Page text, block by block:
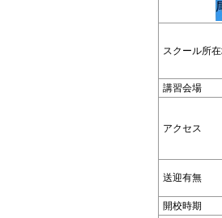
スクール所
講習会場
アクセス
送迎有無
開校時期